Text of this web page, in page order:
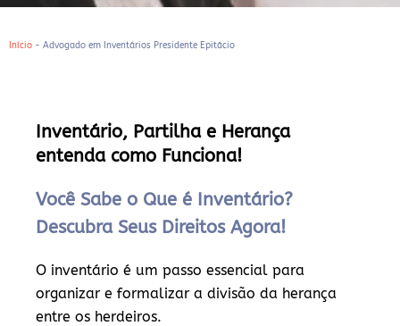
Início - Advogado em Inventários Presidente Epitácio
Inventário, Partilha e Herança
entenda como Funciona!
Você Sabe o Que é Inventário?
Descubra Seus Direitos Agora!
O inventário é um passo essencial para
organizar e formalizar a divisão da herança
entre os herdeiros.